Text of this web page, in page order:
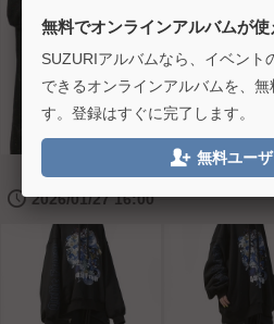
🕔2026/01/27 16:00
無料でオンラインアルバムが使
SUZURIアルバムなら、イベント
できるオンラインアルバムを、
す。登録はすぐに完了します。
 無料ユー